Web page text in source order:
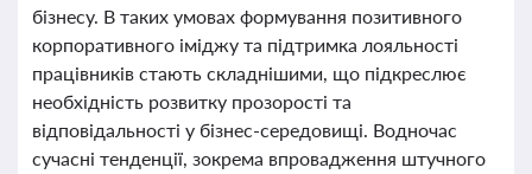
бізнесу. В таких умовах формування позитивного
корпоративного іміджу та підтримка лояльності
працівників стають складнішими, що підкреслює
необхідність розвитку прозорості та
відповідальності у бізнес-середовищі. Водночас
сучасні тенденції, зокрема впровадження штучного